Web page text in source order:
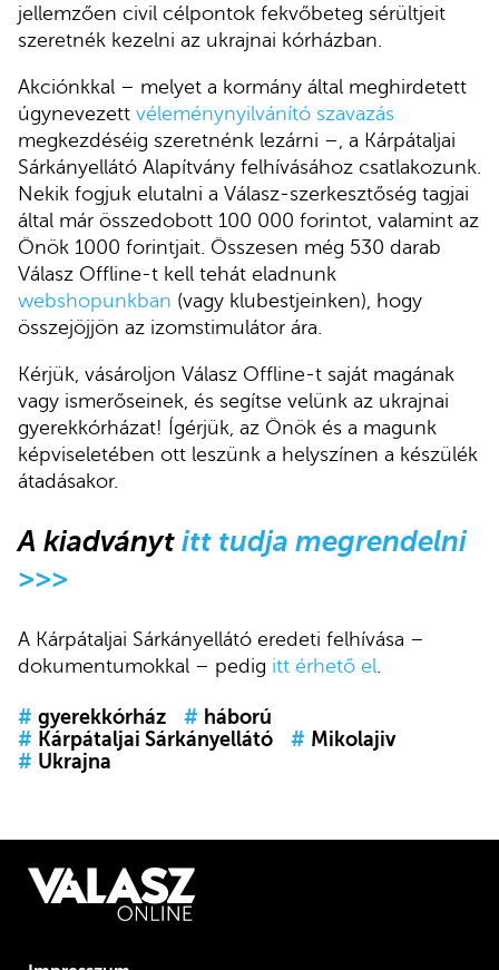
jellemzően civil célpontok fekvőbeteg sérültjeit
szeretnék kezelni az ukrajnai kórházban.
Akciónkkal – melyet a kormány által meghirdetett
úgynevezett véleménynyilvánító szavazás
megkezdéséig szeretnénk lezárni –, a Kárpátaljai
Sárkányellátó Alapítvány felhívásához csatlakozunk.
Nekik fogjuk elutalni a Válasz-szerkesztőség tagjai
által már összedobott 100 000 forintot, valamint az
Önök 1000 forintjait. Összesen még 530 darab
Válasz Offline-t kell tehát eladnunk
webshopunkban (vagy klubestjeinken), hogy
összejöjjön az izomstimulátor ára.
Kérjük, vásároljon Válasz Offline-t saját magának
vagy ismerőseinek, és segítse velünk az ukrajnai
gyerekkórházat! Ígérjük, az Önök és a magunk
képviseletében ott leszünk a helyszínen a készülék
átadásakor.
A kiadványt itt tudja megrendelni
>>>
A Kárpátaljai Sárkányellátó eredeti felhívása –
dokumentumokkal – pedig itt érhető el.
# gyerekkórház # háború
# Kárpátaljai Sárkányellátó # Mikolajiv
# Ukrajna